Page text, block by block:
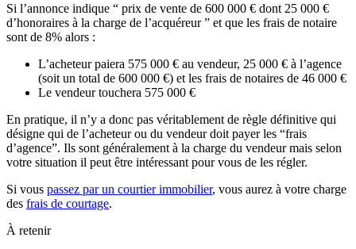
Si l’annonce indique “ prix de vente de 600 000 € dont 25 000 €
d’honoraires à la charge de l’acquéreur ” et que les frais de notaire
sont de 8% alors :
L’acheteur paiera 575 000 € au vendeur, 25 000 € à l’agence
(soit un total de 600 000 €) et les frais de notaires de 46 000 €
Le vendeur touchera 575 000 €
En pratique, il n’y a donc pas véritablement de règle définitive qui
désigne qui de l’acheteur ou du vendeur doit payer les “frais
d’agence”. Ils sont généralement à la charge du vendeur mais selon
votre situation il peut être intéressant pour vous de les régler.
Si vous passez par un courtier immobilier, vous aurez à votre charge
des frais de courtage.
À retenir